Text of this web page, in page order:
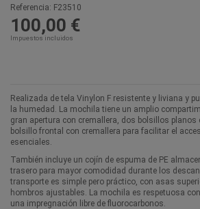
Referencia: F23510
100,00 €
Impuestos incluidos
Realizada de tela Vinylon F resistente y liviana y
la humedad. La mochila tiene un amplio
gran apertura con cremallera, dos bolsillos planos
bolsillo frontal con cremallera para facilitar el
esenciales.
También incluye un cojín de espuma de PE
trasero para mayor comodidad durante los
transporte es simple pero práctico, con asas
hombros ajustables. La mochila es respetuosa
una impregnación libre de fluorocarbonos.